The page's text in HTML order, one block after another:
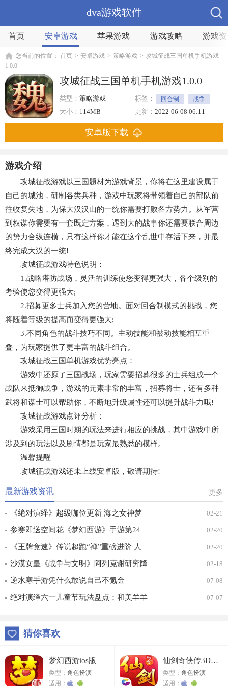
dva游戏软件
首页 安卓游戏 苹果游戏 游戏攻略 游戏
您当前的位置： 首页 > 安卓游戏 > 策略游戏 > 攻城征战三国单机手机游戏
1.0.0
攻城征战三国单机手机游戏1.0.0
类型： 策略游戏 标签： 回合制
战争
塔防
三国
大小： 114MB 更新： 2022-06-08 06:11
安卓版下载
游戏介绍
攻城征战游戏以三国题材为游戏背景，你将在这里建设属于
自己的城池，研制各类兵种，游戏中玩家将带领着自己的部队前
往收复失地，为保大汉汉山的一统你需要打败各方势力。从军营
到权谋你需要有一套既定方案，遇到大的战事你还需要联合周边
的势力合纵连横，只有这样你才能在这个乱世中存活下来，并最
终完成大汉的一统!
攻城征战游戏特色说明：
1.战略塔防战场，灵活的训练使您变得更强大，各个级别的
考验使您变得更强大;
2.招募更多士兵加入您的营地。面对回合制模式的挑战，您
将随着等级的提高而变得更强大;
3.不同角色的战斗技巧不同。主动技能和被动技能相互重
叠，为玩家提供了更丰富的战斗组合。
攻城征战三国单机游戏优势亮点：
游戏中还原了三国战场，玩家需要招募很多的士兵组成一个
战队来抵御战争，游戏的元素非常的丰富，招募将士，还有多种
武将和谋士可以帮助你，不断地升级属性还可以提升战斗力哦!
攻城征战游戏点评分析：
游戏采用三国时期的玩法来进行相应的挑战，其中游戏中所
涉及到的玩法以及剧情都是玩家最熟悉的模样。
温馨提醒
攻城征战游戏还未上线安卓版，敬请期待!
最新游戏资讯 更多
《绝对演绎》超级咖位更新 海之女神梦
幻时装免费拿！
02-21
参赛即送空间花《梦幻西游》手游第24
届X9联赛报名进行中！
02-20
《王牌竞速》传说超跑“禅”重磅进阶 人
车合一 竞速飞升！
02-20
沙漠女皇《战争与文明》阿列克谢研究降
价
02-18
逆水寒手游凭什么敢说自己不氪金 07-08
绝对演绎六一儿童节玩法盘点：和美羊羊 07-07
猜你喜欢
梦幻西游ios版
类型： 角色扮演
适用：
仙剑奇侠传3D回合ios版
类型：角色扮演
适用：